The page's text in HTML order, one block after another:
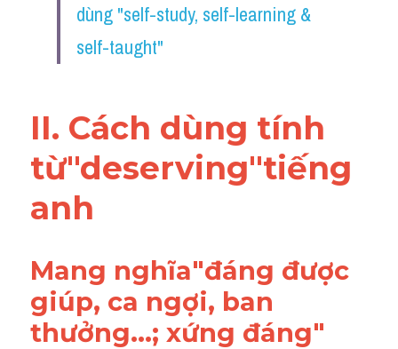
dùng "self-study, self-learning &
self-taught"
II. Cách dùng tính
từ"deserving"tiếng
anh
Mang nghĩa"đáng được
giúp, ca ngợi, ban
thưởng...; xứng đáng"